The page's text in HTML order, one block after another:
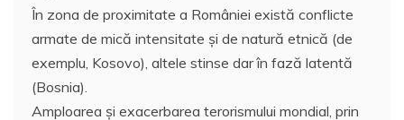
În zona de proximitate a României există conflicte
armate de mică intensitate şi de natură etnică (de
exemplu, Kosovo), altele stinse dar în fază latentă
(Bosnia).
Amploarea şi exacerbarea terorismului mondial, prin